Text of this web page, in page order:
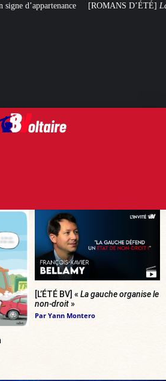
D’ÉTÉ]La Conjuration des Imbéciles, ou la
[L’ÉTÉ BV] « La gauche organise le
non-droit»
Par Yann Montero